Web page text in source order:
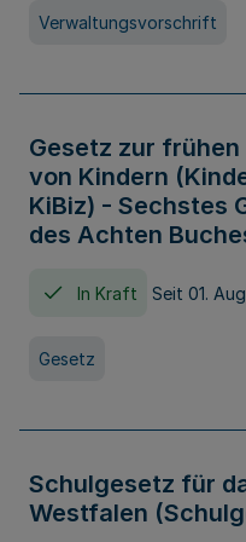
Verwaltungsvorschrift
Gesetz zur frühen
von Kindern
KiBiz) - Sechstes
des Achten
In Kraft Seit 01.
Gesetz
Schulgesetz für
Westfalen